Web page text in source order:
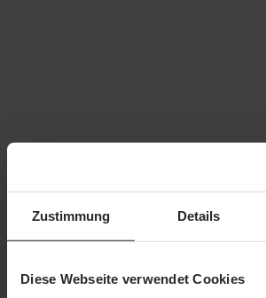
Zustimmung Details
Diese Webseite verwendet Cookies
Beschreibung
KursinhalteWas